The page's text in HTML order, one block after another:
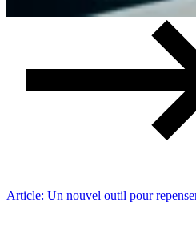
Article: Un nouvel outil pour